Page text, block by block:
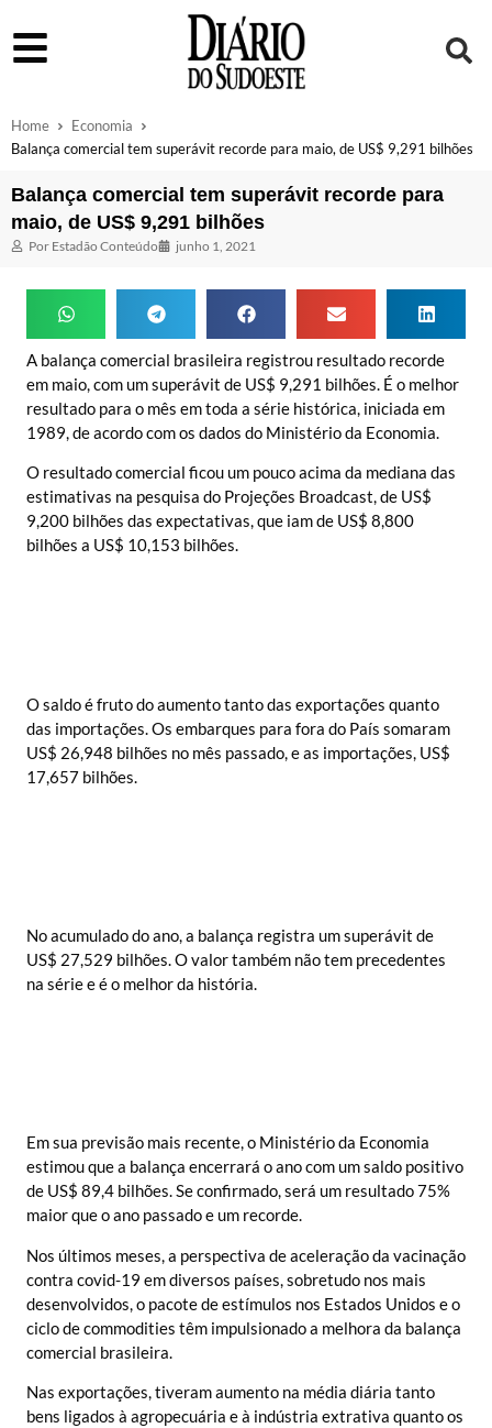
Home
Economia
Balança comercial tem superávit recorde para maio, de US$ 9,291 bilhões
Balança comercial tem superávit recorde para
maio, de US$ 9,291 bilhões
Por Estadão Conteúdo junho 1, 2021
A balança comercial brasileira registrou resultado recorde
em maio, com um superávit de US$ 9,291 bilhões. É o melhor
resultado para o mês em toda a série histórica, iniciada em
1989, de acordo com os dados do Ministério da Economia.
O resultado comercial ficou um pouco acima da mediana das
estimativas na pesquisa do Projeções Broadcast, de US$
9,200 bilhões das expectativas, que iam de US$ 8,800
bilhões a US$ 10,153 bilhões.
O saldo é fruto do aumento tanto das exportações quanto
das importações. Os embarques para fora do País somaram
US$ 26,948 bilhões no mês passado, e as importações, US$
17,657 bilhões.
No acumulado do ano, a balança registra um superávit de
US$ 27,529 bilhões. O valor também não tem precedentes
na série e é o melhor da história.
Em sua previsão mais recente, o Ministério da Economia
estimou que a balança encerrará o ano com um saldo positivo
de US$ 89,4 bilhões. Se confirmado, será um resultado 75%
maior que o ano passado e um recorde.
Nos últimos meses, a perspectiva de aceleração da vacinação
contra covid-19 em diversos países, sobretudo nos mais
desenvolvidos, o pacote de estímulos nos Estados Unidos e o
ciclo de commodities têm impulsionado a melhora da balança
comercial brasileira.
Nas exportações, tiveram aumento na média diária tanto
bens ligados à agropecuária e à indústria extrativa quanto os